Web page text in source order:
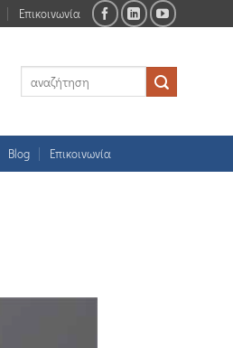
Επικοινωνία
Blog Επικοινωνία